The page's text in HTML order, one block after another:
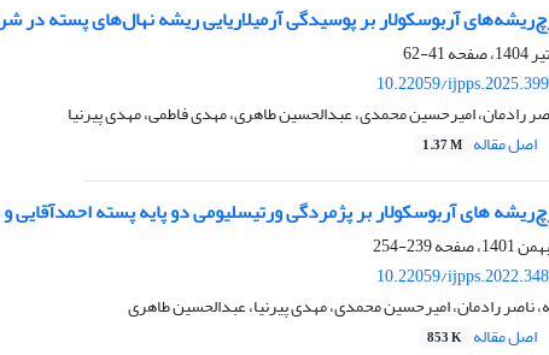
آربوسکولار بر پوسیدگی آرمیلاریایی ریشه نهال‌های پسته
41-62
10.22059/
رادمان، امیرحسین محمدی، عبدالحسین طاهری، مهدی فاطمی، مهدی پیرنیا
اصل مقاله 1.37 M
های آربوسکولار بر پژمردگی ورتیسلیومی دو پایه پسته
239-254
10.22059/
ناصر رادمان، امیرحسین محمدی، مهدی پیرنیا، عبدالحسین طاهری
اصل مقاله 853 K